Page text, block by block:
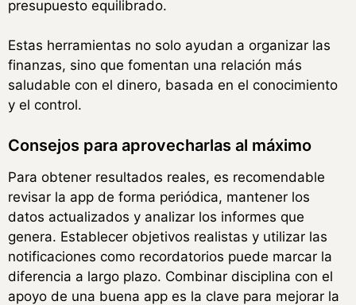
presupuesto equilibrado.
Estas herramientas no solo ayudan a organizar las
finanzas, sino que fomentan una relación más
saludable con el dinero, basada en el conocimiento
y el control.
Consejos para aprovecharlas al máximo
Para obtener resultados reales, es recomendable
revisar la app de forma periódica, mantener los
datos actualizados y analizar los informes que
genera. Establecer objetivos realistas y utilizar las
notificaciones como recordatorios puede marcar la
diferencia a largo plazo. Combinar disciplina con el
apoyo de una buena app es la clave para mejorar la